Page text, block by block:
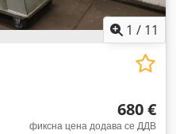
1 / 11
680 €
фиксна цена додава се ДДВ